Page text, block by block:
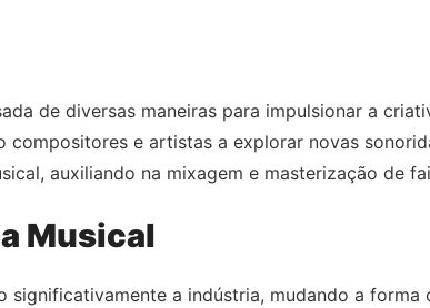
de diversas maneiras para impulsionar a
e artistas a explorar novas
auxiliando na mixagem e masterização de
Musical
significativamente a indústria, mudando a